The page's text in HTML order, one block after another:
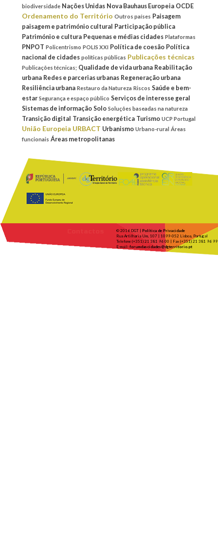
biodiversidade Nações Unidas Nova Bauhaus Europeia OCDE
Ordenamento do Território Outros países Paisagem
paisagem e património cultural Participação pública
Património e cultura Pequenas e médias cidades Plataformas
PNPOT Policentrismo POLIS XXI Política de coesão Política
nacional de cidades políticas públicas Publicações técnicas
Publicações técnicas; Qualidade de vida urbana Reabilitação
urbana Redes e parcerias urbanas Regeneração urbana
Resiliência urbana Restauro da Natureza Riscos Saúde e bem-
estar Segurança e espaço público Serviços de interesse geral
Sistemas de informação Solo Soluções baseadas na natureza
Transição digital Transição energética Turismo UCP Portugal
União Europeia URBACT Urbanismo Urbano-rural Áreas
funcionais Áreas metropolitanas
© 2016 DGT | Política de Privacidade
Rua Artilharia Um, 107 | 1099-052 Lisboa, Portugal
Telefone (+351) 21 381 96 00 | Fax (+351) 21 381 96 99
E-mail: forumdascidades@dgterritorio.pt